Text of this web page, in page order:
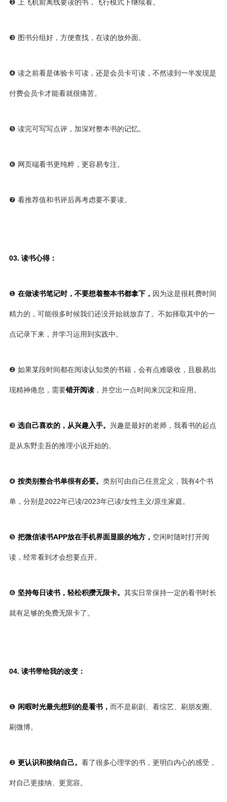
❷ 上飞机前离线要读的书，飞行模式下继续看。
❸ 图书分组好，方便查找，在读的放外面。
❹ 读之前看是体验卡可读，还是会员卡可读，不然读到一半发现是
付费会员卡才能看就很痛苦。
❺ 读完可写写点评，加深对整本书的记忆。
❻ 网页端看书更纯粹，更容易专注。
❼ 看推荐值和书评后再考虑要不要读。
03. 读书心得：
❶ 在做读书笔记时，不要想着整本书都拿下， 因为这是很耗费时间
精力的，可能很多时候我们还没开始就放弃了。不如择取其中的一
点记录下来，并学习运用到实践中。
❷ 如果某段时间都在阅读认知类的书籍，会有点难吸收，且极易出
现精神倦怠，需要错开阅读 ，并空出一点时间来沉淀和应用。
❸ 选自己喜欢的，从兴趣入手。 兴趣是最好的老师，我看书的起点
是从东野圭吾的推理小说开始的。
❹ 按类别整合书单很有必要。 类别可由自己任意定义，我有4个书
单，分别是2022年已读/2023年已读/女性主义/原生家庭。
❺ 把微信读书APP放在手机界面显眼的地方， 空闲时随时打开阅
读，经常看到才会想要点开。
❻ 坚持每日读书，轻松积攒无限卡。 其实日常保持一定的看书时长
就有足够的免费无限卡了。
04. 读书带给我的改变：
❶ 闲暇时光最先想到的是看书， 而不是刷剧、看综艺、刷朋友圈、
刷微博。
❷ 更认识和接纳自己。 看了很多心理学的书，更明白内心的感受，
对自己更接纳、更宽容。